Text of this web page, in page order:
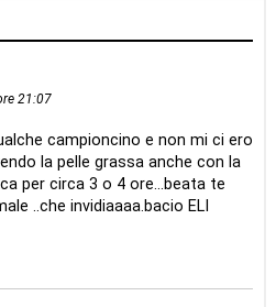
21:07
campioncino e non mi ci ero
la pelle grassa anche con la
per circa 3 o 4 ore...beata te
..che invidiaaaa.bacio ELI